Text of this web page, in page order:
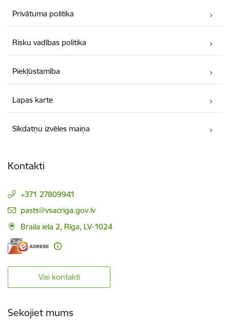
Privātuma politika
Risku vadības politika
Piekļūstamība
Lapas karte
Sīkdatņu izvēles maiņa
Kontakti
+371 27809941
E-pasts:
pasts@vsacriga.gov.lv
Braila iela 2, Rīga, LV-1024
Visi kontakti
Sekojiet mums